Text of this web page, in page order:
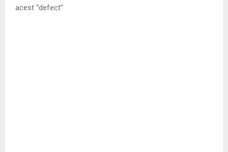
acest “defect”